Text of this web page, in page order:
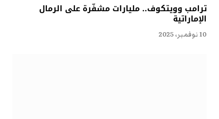
ترامب وويتكوف.. مليارات مشفّرة على الرمال
الإماراتية
10 نوفمبر، 2025